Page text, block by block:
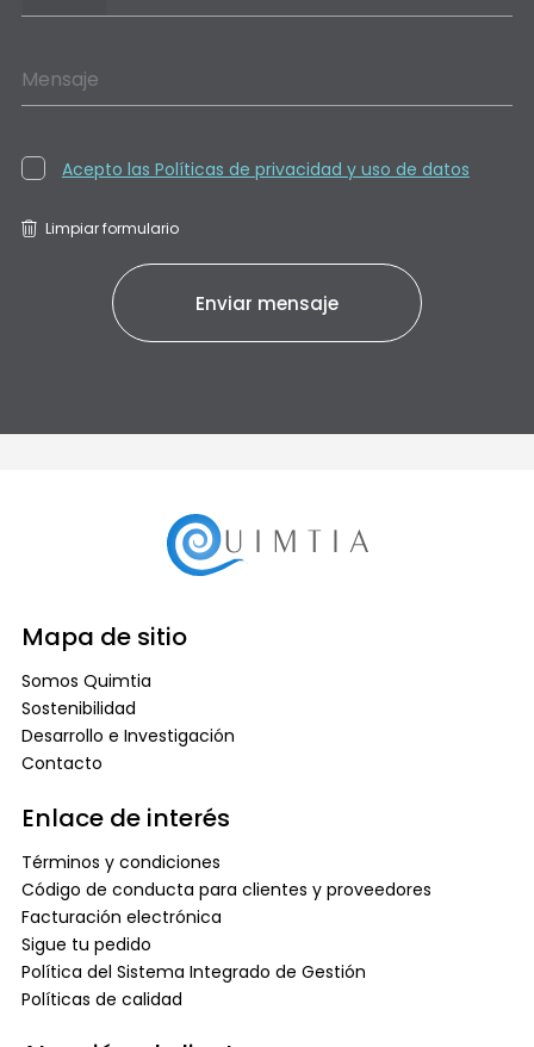
Mensaje
Acepto las Políticas de privacidad y uso de datos
Limpiar formulario
Mapa de sitio
Somos Quimtia
Sostenibilidad
Desarrollo e Investigación
Contacto
Enlace de interés
Términos y condiciones
Código de conducta para clientes y proveedores
Facturación electrónica
Sigue tu pedido
Política del Sistema Integrado de Gestión
Políticas de calidad